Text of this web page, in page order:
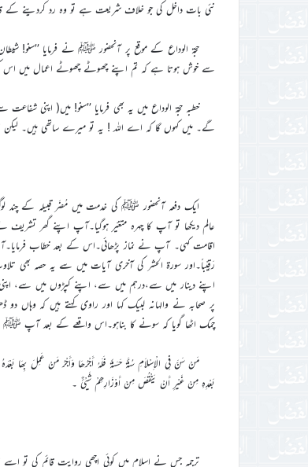
نئی بات داخل کی جو خلاف شریعت ہے تو وہ رد کردینے کے
حجۃ الوداع کے موقع پر آنحضور ﷺ نے فرمایا ’’سنو!
سے خوش ہوتا ہے کہ تم اپنے چھوٹے چھوٹے اعمال میں اس کی
خطبہ حجۃ الوداع میں یہ بھی فرمایا ’’سنو! میں( اپنی
گے۔ میں کہوں گا کہ اے اللہ ! یہ تو میرے ساتھی ہیں۔ لیکن
ایک دفعہ آنحضور ﷺ کی خدمت میں مُضَر قبیلہ کے
عالم دیکھا تو آپ کا چہرہ متغیّر ہوگیا۔آپ اپنے گھر
اقامت کہی۔ آپ نے نماز پڑھائی۔اس کے بعد خطاب
رَقِیْباً۔اور سورۃ الحشر کی آخری آیات میں سے یہ حصہ بھی
اپنے دینار میں سے،درہم میں سے، اپنے کپڑوں میں سے، اپنی
پر صحابہ نے والہانہ لبیک کہا اور راوی کہتے ہیں کہ
چمک اٹھا گویا کہ سونے کا بناہو۔اس واقعے کے بعد آپ ﷺ
مَنْ سَنَّ فِی الْاِسْلاَمِ سُنَّۃً حَسَنَۃً فَلَہُ أَجْرُھَا وَأَجْرُ مَنْ عَمِلَ بِھَا
بَعْدِہِ مِنْ غَیْرِ أَنْ یَنْقُصَ مِنْ أَوْزَارِھِمْ شَیْئٌ ۔
ترجمہ جس نے اسلام میں کوئی اچھی روایت قائم کی